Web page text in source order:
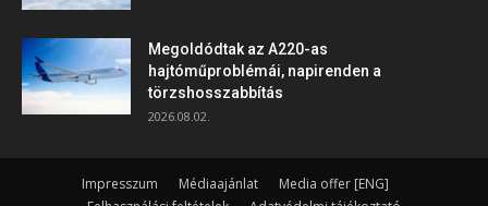
Megoldódtak az A220-as
hajtóműproblémái, napirenden a
törzshosszabbítás
2026.08.02.
Impresszum Médiaajánlat
Media offer [ENG]